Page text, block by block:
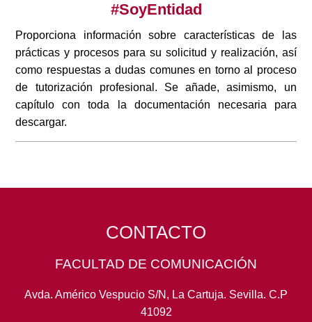
#SoyEntidad
Proporciona información sobre características de las
prácticas y procesos para su solicitud y realización, así
como respuestas a dudas comunes en torno al proceso
de tutorización profesional. Se añade, asimismo, un
capítulo con toda la documentación necesaria para
descargar.
CONTACTO
FACULTAD DE COMUNICACIÓN
Avda. Américo Vespucio S/N, La Cartuja. Sevilla. C.P
41092